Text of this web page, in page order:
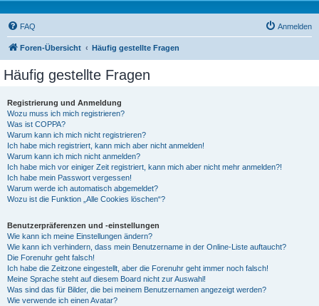
FAQ Anmelden
Foren-Übersicht Häufig gestellte Fragen
Häufig gestellte Fragen
Registrierung und Anmeldung
Wozu muss ich mich registrieren?
Was ist COPPA?
Warum kann ich mich nicht registrieren?
Ich habe mich registriert, kann mich aber nicht anmelden!
Warum kann ich mich nicht anmelden?
Ich habe mich vor einiger Zeit registriert, kann mich aber nicht mehr anmelden?!
Ich habe mein Passwort vergessen!
Warum werde ich automatisch abgemeldet?
Wozu ist die Funktion „Alle Cookies löschen“?
Benutzerpräferenzen und -einstellungen
Wie kann ich meine Einstellungen ändern?
Wie kann ich verhindern, dass mein Benutzername in der Online-Liste auftaucht?
Die Forenuhr geht falsch!
Ich habe die Zeitzone eingestellt, aber die Forenuhr geht immer noch falsch!
Meine Sprache steht auf diesem Board nicht zur Auswahl!
Was sind das für Bilder, die bei meinem Benutzernamen angezeigt werden?
Wie verwende ich einen Avatar?